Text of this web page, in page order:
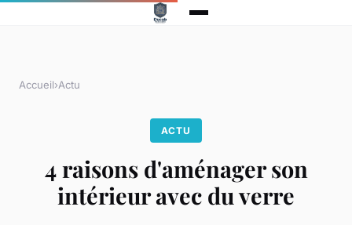
Accueil›Actu
ACTU
4 raisons d'aménager son
intérieur avec du verre